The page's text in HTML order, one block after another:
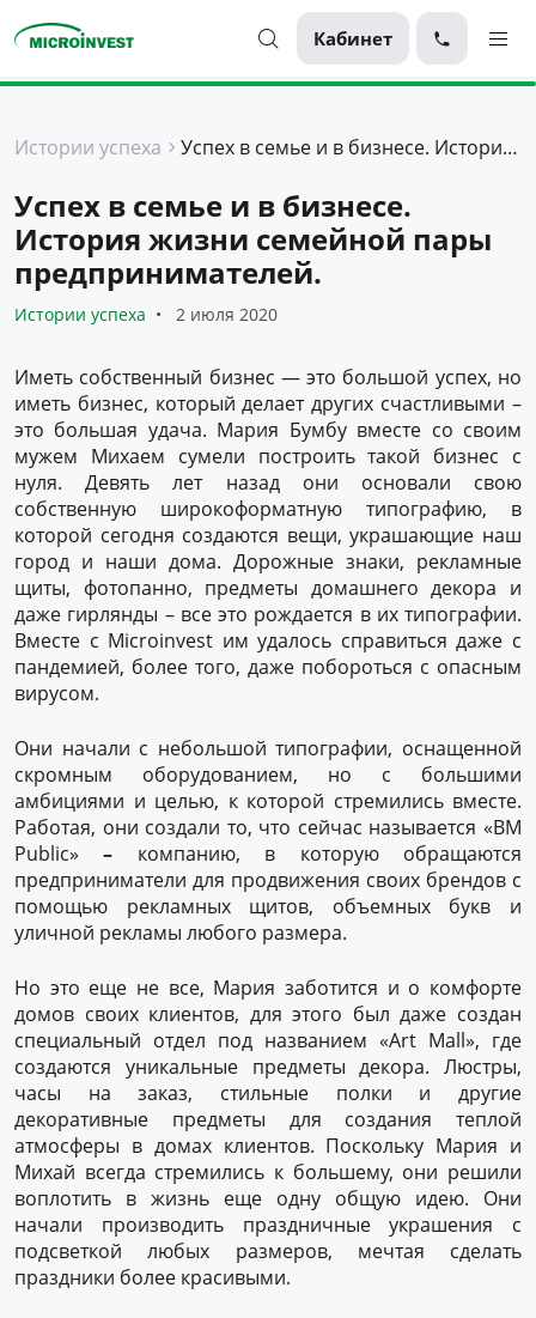
Кабинет
О компании
Для клиентов
Истории успеха Успех в семье и в бизнесе. История жизни семейной пары предпринимателей.
Успех в семье и в бизнесе.
История жизни семейной пары
предпринимателей.
Истории успеха 2 июля 2020
Иметь собственный бизнес — это большой успех, но
иметь бизнес, который делает других счастливыми –
это большая удача. Мария Бумбу вместе со своим
мужем Михаем сумели построить такой бизнес с
нуля. Девять лет назад они основали свою
собственную широкоформатную типографию, в
которой сегодня создаются вещи, украшающие наш
город и наши дома. Дорожные знаки, рекламные
щиты, фотопанно, предметы домашнего декора и
даже гирлянды – все это рождается в их типографии.
Вместе с Microinvest им удалось справиться даже с
пандемией, более того, даже побороться с опасным
вирусом.
Они начали с небольшой типографии, оснащенной
скромным оборудованием, но с большими
амбициями и целью, к которой стремились вместе.
Работая, они создали то, что сейчас называется «BM
Public»– компанию, в которую обращаются
предприниматели для продвижения своих брендов с
помощью рекламных щитов, объемных букв и
уличной рекламы любого размера.
Но это еще не все, Мария заботится и о комфорте
домов своих клиентов, для этого был даже создан
специальный отдел под названием «Art Mall», где
создаются уникальные предметы декора. Люстры,
часы на заказ, стильные полки и другие
декоративные предметы для создания теплой
атмосферы в домах клиентов. Поскольку Мария и
Михай всегда стремились к большему, они решили
воплотить в жизнь еще одну общую идею. Они
начали производить праздничные украшения с
подсветкой любых размеров, мечтая сделать
праздники более красивыми.